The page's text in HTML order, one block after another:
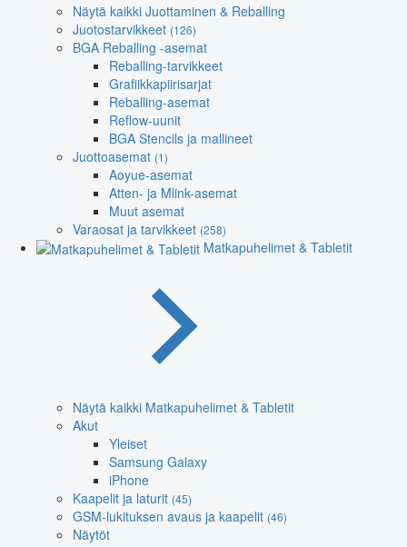
Näytä kaikki Juottaminen & Reballing
Juotostarvikkeet (126)
BGA Reballing -asemat
Reballing-tarvikkeet
Grafiikkapiirisarjat
Reballing-asemat
Reflow-uunit
BGA Stencils ja mallineet
Juottoasemat (1)
Aoyue-asemat
Atten- ja Mlink-asemat
Muut asemat
Varaosat ja tarvikkeet (258)
Matkapuhelimet & Tabletit
Näytä kaikki Matkapuhelimet & Tabletit
Akut
Yleiset
Samsung Galaxy
iPhone
Kaapelit ja laturit (45)
GSM-lukituksen avaus ja kaapelit (46)
Näytöt